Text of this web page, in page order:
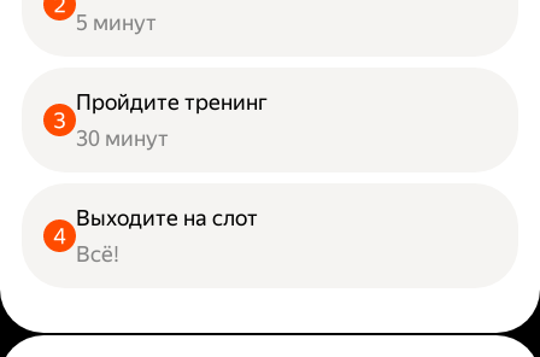
5 минут
Пройдите тренинг
30 минут
Выходите на слот
Всё!